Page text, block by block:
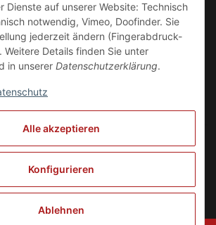
0
60
Rödermark
ZAHLUNGSARTEN
VERSANDARTEN
Vertrag widerrufen
Dienste auf unserer Website: Technisch
notwendig, Vimeo, Doofinder. Sie
jederzeit ändern (Fingerabdruck-
Weitere Details finden Sie unter
in unserer Datenschutzerklärung.
Alle akzeptieren
Konfigurieren
Ablehnen